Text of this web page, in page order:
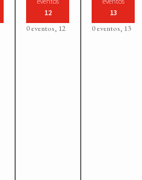
12
0 eventos, 12
13
0 eventos, 13